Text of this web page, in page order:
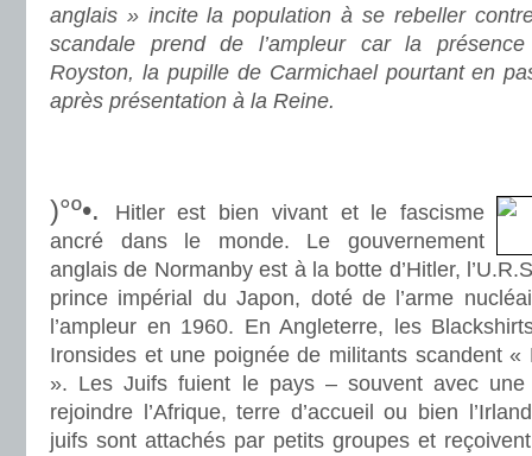
anglais » incite la population à se rebeller
scandale prend de l’ampleur car la présence
Royston, la pupille de Carmichael pourtant en
après présentation à la Reine.
)°º•.
Hitler est bien vivant et le fascisme
ancré dans le monde. Le gouvernement
anglais de Normanby est à la botte d’Hitler,
prince impérial du Japon, doté de l’arme
l’ampleur en 1960. En Angleterre, les
Ironsides et une poignée de militants scandent
». Les Juifs fuient le pays – souvent avec
rejoindre l’Afrique, terre d’accueil ou bien
juifs sont attachés par petits groupes et